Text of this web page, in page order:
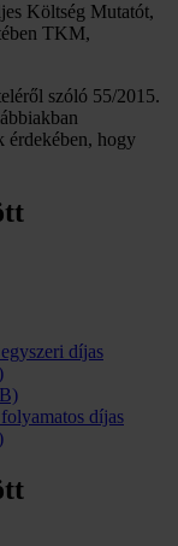
Költség Mutatót,
TKM,
szóló 55/2015.
érdekében, hogy
díjas
díjas